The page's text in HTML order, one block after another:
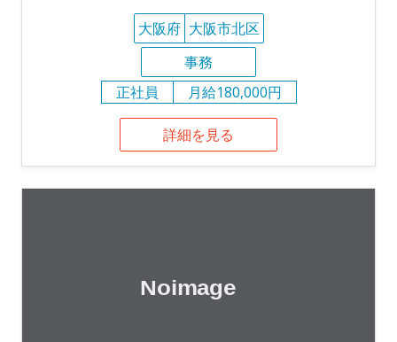
大阪府 大阪市北区
事務
正社員
月給180,000円
詳細を見る